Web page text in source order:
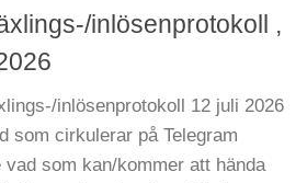
inlösenprotokoll ,
inlösenprotokoll 12 juli 2026
som cirkulerar på Telegram
vad som kan/kommer att hända